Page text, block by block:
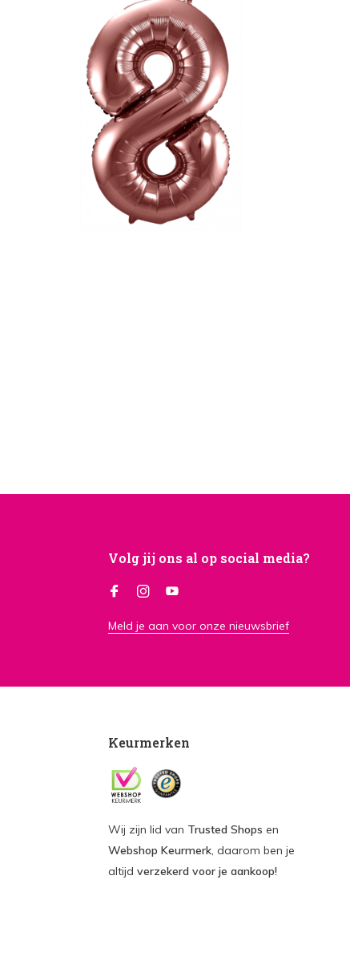
Volg jij ons al op social media?
Meld je aan voor onze nieuwsbrief
Keurmerken
Wij zijn lid van Trusted Shops en
Webshop Keurmerk, daarom ben je
altijd verzekerd voor je aankoop!